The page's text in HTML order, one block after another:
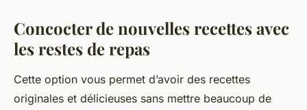
Concocter de nouvelles recettes avec
les restes de repas
Cette option vous permet d’avoir des recettes
originales et délicieuses sans mettre beaucoup de